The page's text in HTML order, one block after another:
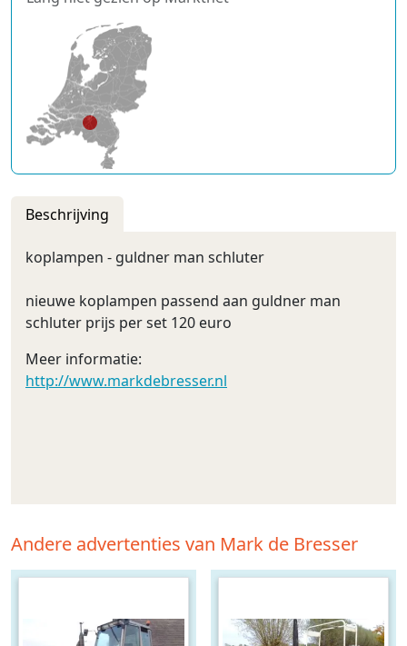
Beschrijving
koplampen - guldner man schluter
nieuwe koplampen passend aan guldner man
schluter prijs per set 120 euro
Meer informatie:
http://www.markdebresser.nl
Andere advertenties van Mark de Bresser